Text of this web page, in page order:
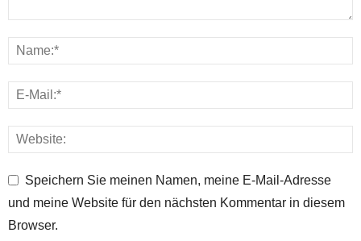
Speichern Sie meinen Namen, meine E-Mail-Adresse
und meine Website für den nächsten Kommentar in diesem
Browser.